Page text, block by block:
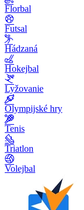
Florbal
Futsal
Hádzaná
Hokejbal
Lyžovanie
Olympijské hry
Tenis
Triatlon
Volejbal